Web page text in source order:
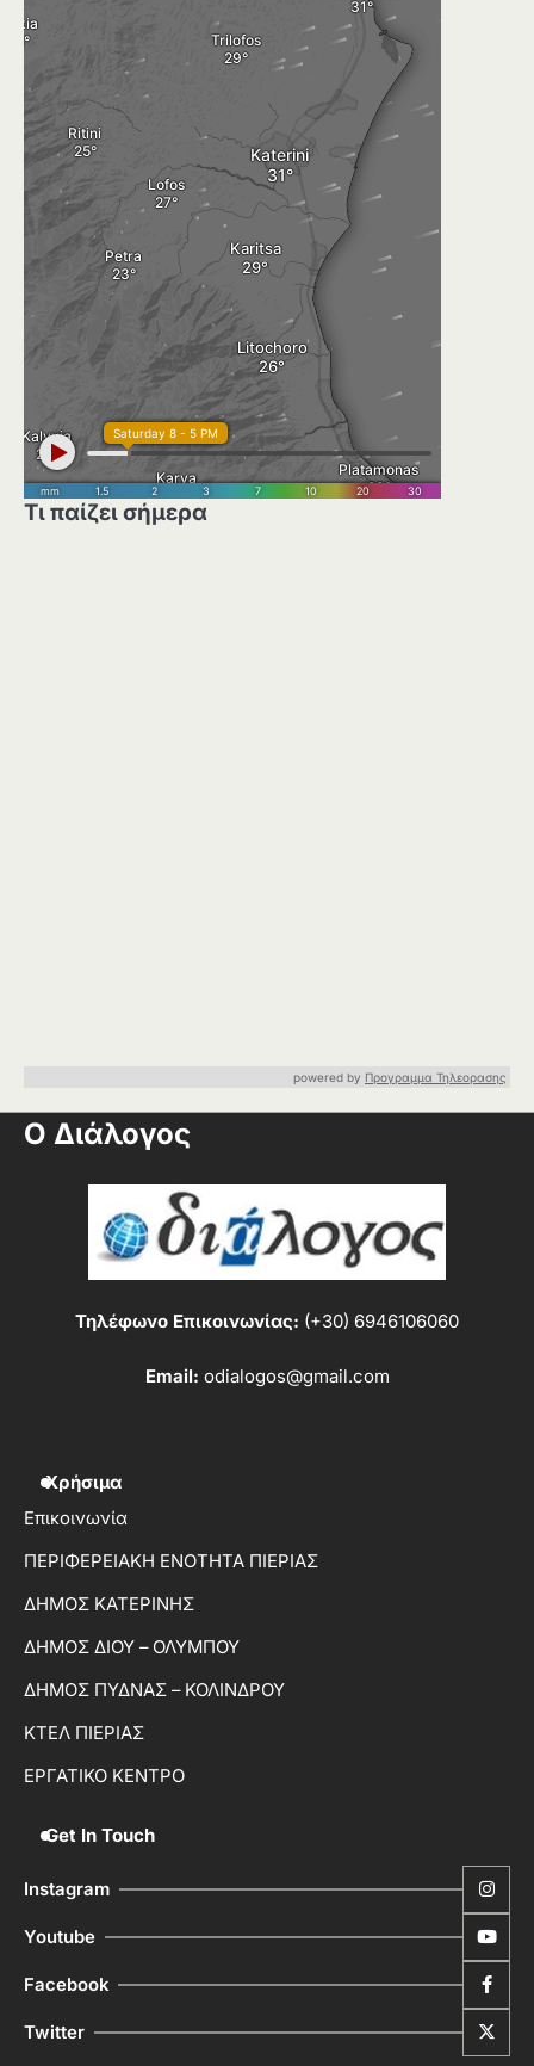
Τι παίζει σήμερα
powered by Προγραμμα Τηλεορασης
Ο Διάλογος
Τηλέφωνο Επικοινωνίας: (+30) 6946106060
Email: odialogos@gmail.com
Χρήσιμα
Επικοινωνία
ΠΕΡΙΦΕΡΕΙΑΚΗ ΕΝΟΤΗΤΑ ΠΙΕΡΙΑΣ
ΔΗΜΟΣ ΚΑΤΕΡΙΝΗΣ
ΔΗΜΟΣ ΔΙΟΥ – ΟΛΥΜΠΟΥ
ΔΗΜΟΣ ΠΥΔΝΑΣ – ΚΟΛΙΝΔΡΟΥ
ΚΤΕΛ ΠΙΕΡΙΑΣ
ΕΡΓΑΤΙΚΟ ΚΕΝΤΡΟ
Get In Touch
Instagram
Youtube
Facebook
Twitter